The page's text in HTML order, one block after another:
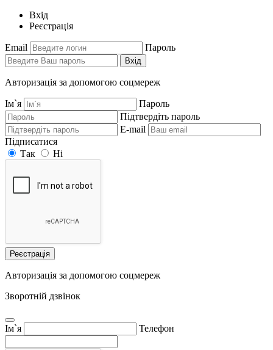
Вхід
Реєстрація
Email Пароль
Вхід
Авторизація за допомогою соцмереж
Ім`я
Пароль
Підтвердіть пароль
E-mail
Підписатися
Так
Ні
Реєстрація
Авторизація за допомогою соцмереж
Зворотній дзвінок
Ім`я Телефон